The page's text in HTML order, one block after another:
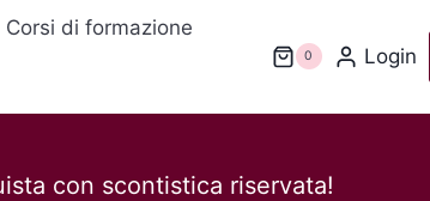
Corsi di formazione
0 Login
con scontistica riservata!